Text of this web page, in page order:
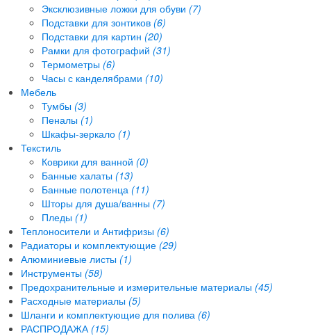
Эксклюзивные ложки для обуви (7)
Подставки для зонтиков (6)
Подставки для картин (20)
Рамки для фотографий (31)
Термометры (6)
Часы с канделябрами (10)
Мебель
Тумбы (3)
Пеналы (1)
Шкафы-зеркало (1)
Текстиль
Коврики для ванной (0)
Банные халаты (13)
Банные полотенца (11)
Шторы для душа/ванны (7)
Пледы (1)
Теплоносители и Антифризы (6)
Радиаторы и комплектующие (29)
Алюминиевые листы (1)
Инструменты (58)
Предохранительные и измерительные материалы (45)
Расходные материалы (5)
Шланги и комплектующие для полива (6)
РАСПРОДАЖА (15)